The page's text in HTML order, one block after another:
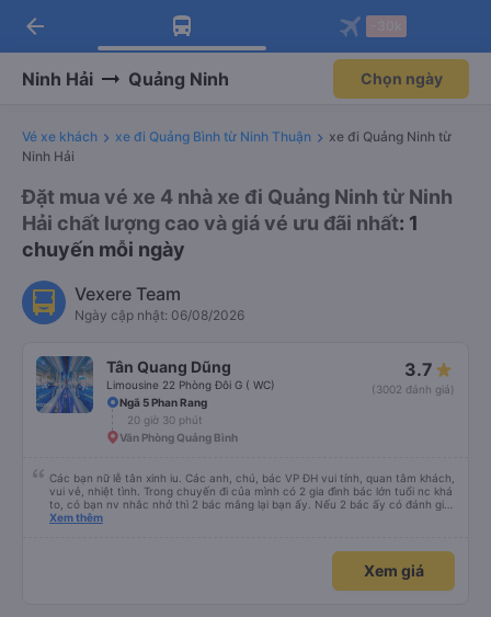
Tải app Vexere ngay!
Nhận ưu đãi thành viên độc
Mở app
Tải app Vexere
-30k/ghế khi đặt vé máy bay qua
Mở app
arrow_back
Ninh Hải Quảng Ninh Chọn ngày
Vé xe khách xe đi Quảng Bình từ Ninh Thuận
xe đi Quảng Ninh từ
Ninh Hải
Đặt mua vé xe 4 nhà xe đi Quảng Ninh từ Ninh
Hải chất lượng cao và giá vé ưu đãi nhất: 1
chuyến mỗi ngày
Vexere Team
Ngày cập nhật: 06/08/2026
Tân Quang Dũng
Limousine 22 Phòng Đôi G ( WC)
3.7
(3002 đánh giá)
Ngã 5 Phan Rang
20 giờ 30 phút
Văn Phòng Quảng Bình
Các bạn nữ lễ tân xinh iu. Các anh, chú, bác VP ĐH vui tính, quan tâm khách,
vui vẻ, nhiệt tình. Trong chuyến đi của mình có 2 gia đình bác lớn tuổi nc khá
to, có bạn nv nhắc nhở thì 2 bác mắng lại bạn ấy. Nếu 2 bác ấy có đánh giá
xấu thì mình ngược lại nha. Bạn ấy nhắc nhở rất đúng. 2 bác nói rất to. To
bạn ấy nha. Nếu bạn ấy bị trừ thì bảo bạn ấy liên hệ sđt của mình, mình hỗ
trợ ạ. Số mình đuôi 666, chuyến ĐH-NT ngày 16/1. À các bạn nữ lễ tân xinh
iu còn đổi cho mình phòng đơn sang đôi xong còn note là (một mình) yêu
Xem thêm
Xem giá